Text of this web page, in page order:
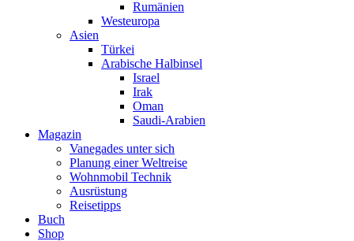
Rumänien
Westeuropa
Asien
Türkei
Arabische Halbinsel
Israel
Irak
Oman
Saudi-Arabien
Magazin
Vanegades unter sich
Planung einer Weltreise
Wohnmobil Technik
Ausrüstung
Reisetipps
Buch
Shop